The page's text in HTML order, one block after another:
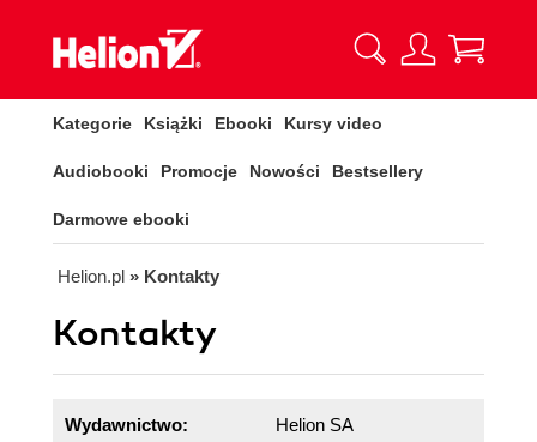
Kategorie Książki Ebooki Kursy video
Audiobooki Promocje Nowości Bestsellery
Darmowe ebooki
Helion.pl » Kontakty
Kontakty
Wydawnictwo:
Helion SA